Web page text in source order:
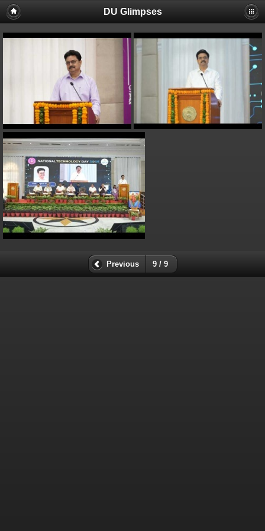
DU Glimpses
Previous 9 / 9